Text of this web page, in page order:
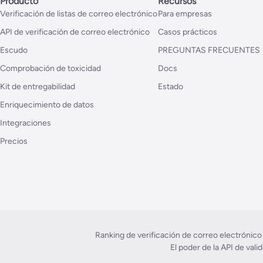
Verificación de listas de correo electrónico
API de verificación de correo electrónico
Escudo
Comprobación de toxicidad
Kit de entregabilidad
Enriquecimiento de datos
Integraciones
Precios
Para empresas
Casos prácticos
PREGUNTAS FRECUENTES
Docs
Estado
Ranking de verificación de correo electrónico
El poder de la API de